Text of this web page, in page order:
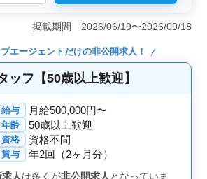
と完全週休二日制＞ この求人は、土
める完全週休二日制で、仕事とプライ
りやすい環境です。特に、残業が少な
以内であるため、家庭や趣味の時間も
車通勤も可能で、通勤手当が支給さ
かる負担も少ない点が魅力です。茨
勤務を求める方に最適な環境で
験者歓迎と高い年収レンジ＞ 会
あるベテランの方は特に歓迎されて
きたスキルを存分に発揮できます。
定申告書作成ができる方は条件面で
収350万円から600万円と高い収入が
掲載期間 2026/06/19〜2026/09/18
エージェントだけの非公開求人！
ッフ【50歳以上歓迎】
給与 月給500,000円〜
年齢 50歳以上歓迎
資格 資格不問
賞与 年2回（2ヶ月分）
人は多くが非公開求人 となっていま